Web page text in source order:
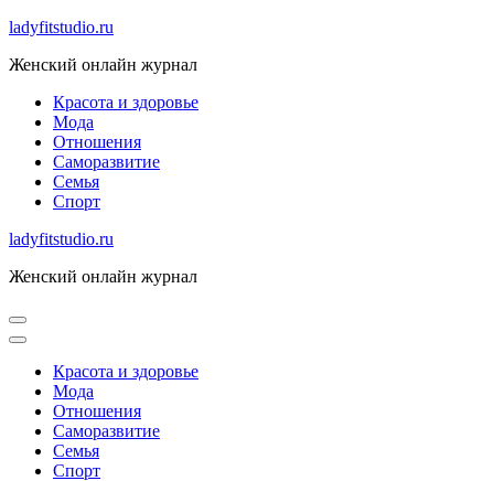
Skip
content
ladyfitstudio.ru
Женский онлайн журнал
Красота и здоровье
Мода
Отношения
Саморазвитие
Семья
Спорт
ladyfitstudio.ru
Женский онлайн журнал
Красота и здоровье
Мода
Отношения
Саморазвитие
Семья
Спорт